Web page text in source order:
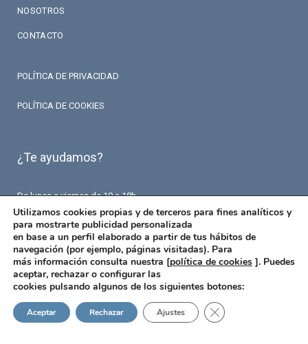
NOSOTROS
CONTACTO
POLÍTICA DE PRIVACIDAD
POLÍTICA DE COOKIES
¿Te ayudamos?
De lunes a viernes de 10 a 18h.
T. 93 426 84 84
F. 93 426 18 87
info@fermaseguros.com
Avinguda de Mistral 10
Entresuelo – 6 puerta
08015 Barcelona
Utilizamos cookies propias y de terceros para fines analíticos y
para mostrarte publicidad personalizada
en base a un perfil elaborado a partir de tus hábitos de
navegación (por ejemplo, páginas visitadas). Para
más información consulta nuestra [política de cookies ]. Puedes
aceptar, rechazar o configurar las
cookies pulsando algunos de los siguientes botones:
Aceptar Rechazar Ajustes Cerrar el banner de